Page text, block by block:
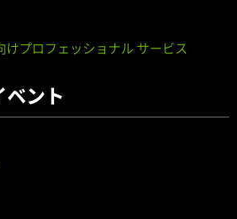
けプロフェッショナル サービス
ベント